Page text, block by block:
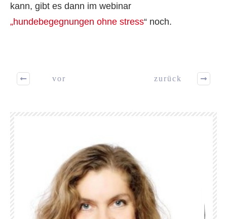
kann, gibt es dann im webinar
„hundebegegnungen ohne stress“ noch.
vor zurück